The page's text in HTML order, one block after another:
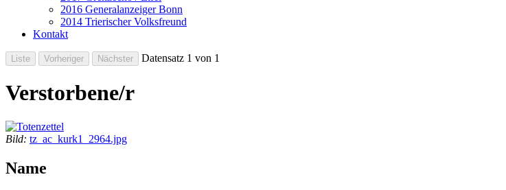
2016 Generalanzeiger Bonn
2014 Trierischer Volksfreund
Kontakt
Datensatz 1 von 1
Verstorbene/r
Bild: tz_ac_kurk1_2964.jpg
Name